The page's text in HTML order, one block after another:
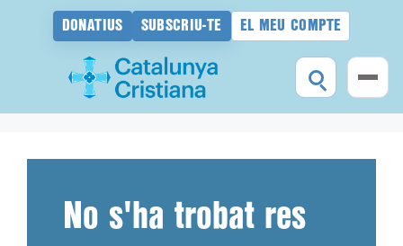
DONATIUS SUBSCRIU-TE EL MEU COMPTE
No s'ha trobat res